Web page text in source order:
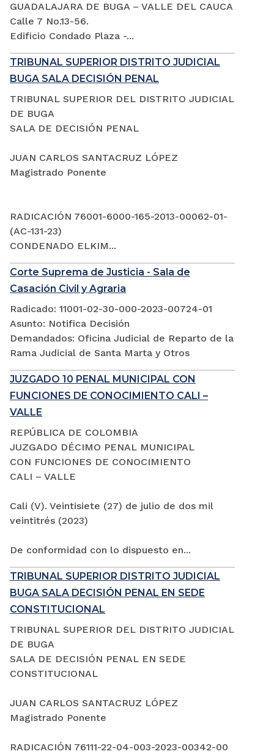
GUADALAJARA DE BUGA – VALLE DEL CAUCA
Calle 7 No.13-56.
Edificio Condado Plaza -...
TRIBUNAL SUPERIOR DISTRITO JUDICIAL
BUGA SALA DECISIÓN PENAL
TRIBUNAL SUPERIOR DEL DISTRITO JUDICIAL
DE BUGA
SALA DE DECISIÓN PENAL
JUAN CARLOS SANTACRUZ LÓPEZ
Magistrado Ponente
RADICACIÓN 76001-6000-165-2013-00062-01-
(AC-131-23)
CONDENADO ELKIM...
Corte Suprema de Justicia - Sala de
Casación Civil y Agraria
Radicado: 11001-02-30-000-2023-00724-01
Asunto: Notifica Decisión
Demandados: Oficina Judicial de Reparto de la
Rama Judicial de Santa Marta y Otros
JUZGADO 10 PENAL MUNICIPAL CON
FUNCIONES DE CONOCIMIENTO CALI –
VALLE
REPÚBLICA DE COLOMBIA
JUZGADO DÉCIMO PENAL MUNICIPAL
CON FUNCIONES DE CONOCIMIENTO
CALI – VALLE
Cali (V). Veintisiete (27) de julio de dos mil
veintitrés (2023)
De conformidad con lo dispuesto en...
TRIBUNAL SUPERIOR DISTRITO JUDICIAL
BUGA SALA DECISIÓN PENAL EN SEDE
CONSTITUCIONAL
TRIBUNAL SUPERIOR DEL DISTRITO JUDICIAL
DE BUGA
SALA DE DECISIÓN PENAL EN SEDE
CONSTITUCIONAL
JUAN CARLOS SANTACRUZ LÓPEZ
Magistrado Ponente
RADICACIÓN 76111-22-04-003-2023-00342-00